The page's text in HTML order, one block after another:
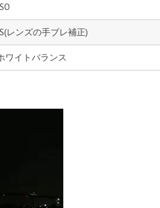
レンズの手ブレ補正)
ワイトバランス